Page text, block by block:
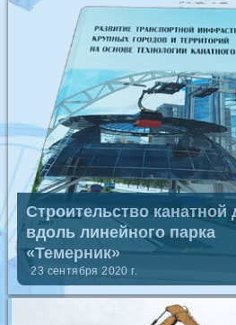
Строительство канатной
вдоль линейного парка
«Темерник»
23 сентября 2020 г.